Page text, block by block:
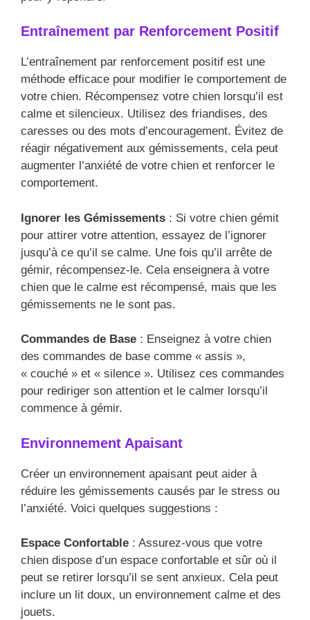
Entraînement par Renforcement Positif
L’entraînement par renforcement positif est une
méthode efficace pour modifier le comportement de
votre chien. Récompensez votre chien lorsqu’il est
calme et silencieux. Utilisez des friandises, des
caresses ou des mots d’encouragement. Évitez de
réagir négativement aux gémissements, cela peut
augmenter l’anxiété de votre chien et renforcer le
comportement.
Ignorer les Gémissements : Si votre chien gémit
pour attirer votre attention, essayez de l’ignorer
jusqu’à ce qu’il se calme. Une fois qu’il arrête de
gémir, récompensez-le. Cela enseignera à votre
chien que le calme est récompensé, mais que les
gémissements ne le sont pas.
Commandes de Base : Enseignez à votre chien
des commandes de base comme « assis »,
« couché » et « silence ». Utilisez ces commandes
pour rediriger son attention et le calmer lorsqu’il
commence à gémir.
Environnement Apaisant
Créer un environnement apaisant peut aider à
réduire les gémissements causés par le stress ou
l’anxiété. Voici quelques suggestions :
Espace Confortable : Assurez-vous que votre
chien dispose d’un espace confortable et sûr où il
peut se retirer lorsqu’il se sent anxieux. Cela peut
inclure un lit doux, un environnement calme et des
jouets.